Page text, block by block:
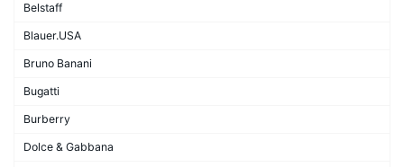
Belstaff
Blauer.USA
Bruno Banani
Bugatti
Burberry
Dolce & Gabbana